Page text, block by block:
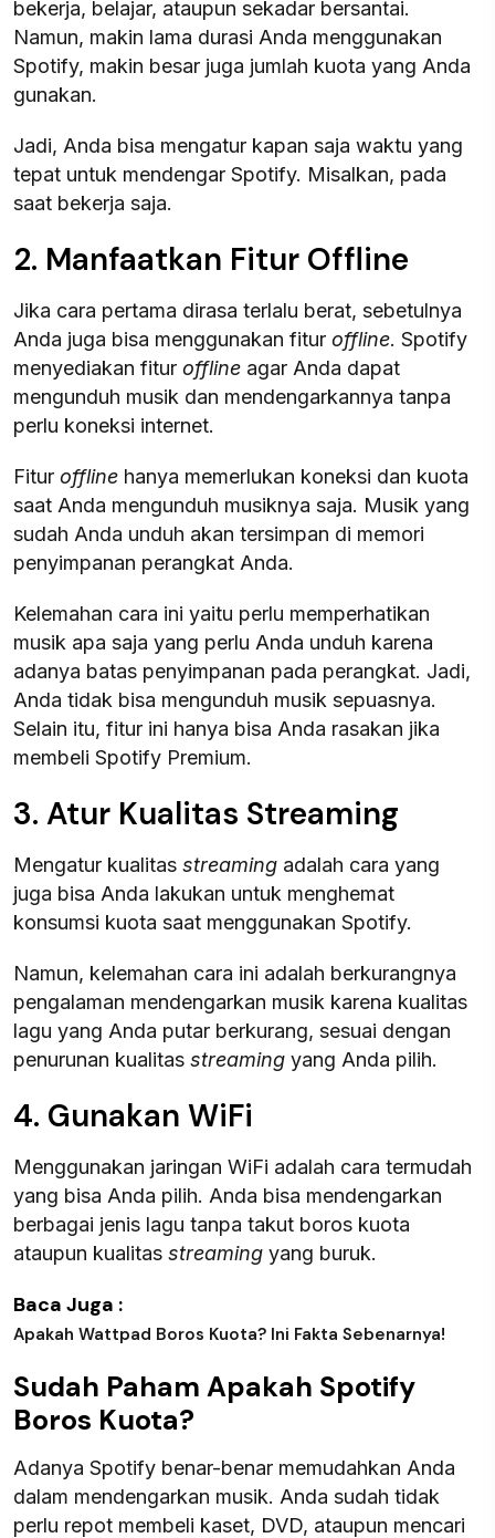
bekerja, belajar, ataupun sekadar bersantai.
Namun, makin lama durasi Anda menggunakan
Spotify, makin besar juga jumlah kuota yang Anda
gunakan.
Jadi, Anda bisa mengatur kapan saja waktu yang
tepat untuk mendengar Spotify. Misalkan, pada
saat bekerja saja.
2. Manfaatkan Fitur Offline
Jika cara pertama dirasa terlalu berat, sebetulnya
Anda juga bisa menggunakan fitur offline. Spotify
menyediakan fitur offline agar Anda dapat
mengunduh musik dan mendengarkannya tanpa
perlu koneksi internet.
Fitur offline hanya memerlukan koneksi dan kuota
saat Anda mengunduh musiknya saja. Musik yang
sudah Anda unduh akan tersimpan di memori
penyimpanan perangkat Anda.
Kelemahan cara ini yaitu perlu memperhatikan
musik apa saja yang perlu Anda unduh karena
adanya batas penyimpanan pada perangkat. Jadi,
Anda tidak bisa mengunduh musik sepuasnya.
Selain itu, fitur ini hanya bisa Anda rasakan jika
membeli Spotify Premium.
3. Atur Kualitas Streaming
Mengatur kualitas streaming adalah cara yang
juga bisa Anda lakukan untuk menghemat
konsumsi kuota saat menggunakan Spotify.
Namun, kelemahan cara ini adalah berkurangnya
pengalaman mendengarkan musik karena kualitas
lagu yang Anda putar berkurang, sesuai dengan
penurunan kualitas streaming yang Anda pilih.
4. Gunakan WiFi
Menggunakan jaringan WiFi adalah cara termudah
yang bisa Anda pilih. Anda bisa mendengarkan
berbagai jenis lagu tanpa takut boros kuota
ataupun kualitas streaming yang buruk.
Baca Juga :
Apakah Wattpad Boros Kuota? Ini Fakta Sebenarnya!
Sudah Paham Apakah Spotify
Boros Kuota?
Adanya Spotify benar-benar memudahkan Anda
dalam mendengarkan musik. Anda sudah tidak
perlu repot membeli kaset, DVD, ataupun mencari